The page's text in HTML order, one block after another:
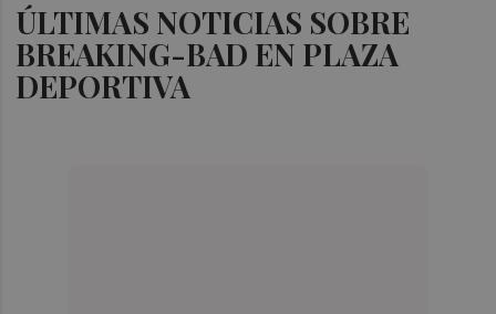
ÚLTIMAS NOTICIAS SOBRE
BREAKING-BAD EN PLAZA
DEPORTIVA